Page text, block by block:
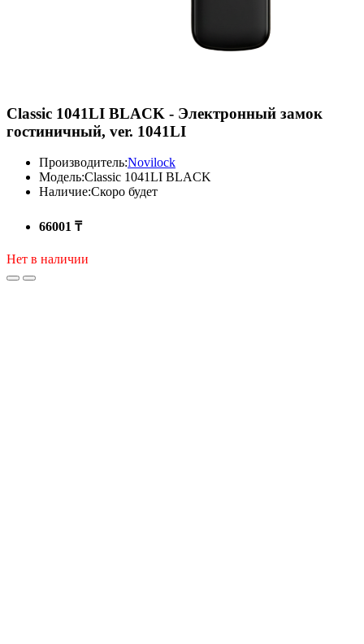
Classic 1041LI BLACK - Электронный замок
гостиничный, ver. 1041LI
Производитель:Novilock
Модель:Classic 1041LI BLACK
Наличие:Скоро будет
66001 ₸
Нет в наличии